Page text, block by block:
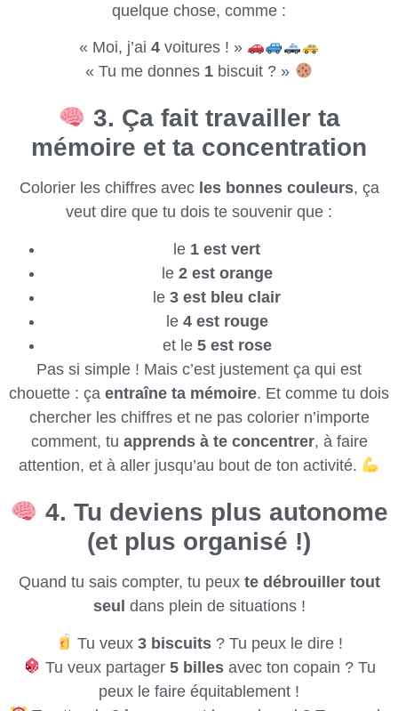
quelque chose, comme :
« Moi, j’ai 4voitures ! »
« Tu me donnes 1 biscuit ? »
3. Ça fait travailler ta
mémoire et ta concentration
Colorier les chiffres avec les bonnes couleurs, ça
veut dire que tu dois te souvenir que :
le 1 est vert
le 2 est orange
le 3 est bleu clair
le 4 est rouge
et le 5 est rose
Pas si simple ! Mais c’est justement ça qui est
chouette : ça entraîne ta mémoire. Et comme tu dois
chercher les chiffres et ne pas colorier n’importe
comment, tu apprends à te concentrer, à faire
attention, et à aller jusqu’au bout de ton activité.
4. Tu deviens plus autonome
(et plus organisé !)
Quand tu sais compter, tu peux te débrouiller tout
seul dans plein de situations !
Tu veux3 biscuits ? Tu peux le dire !
Tu veux partager 5 billesavec ton copain ? Tu
peux le faire équitablement !